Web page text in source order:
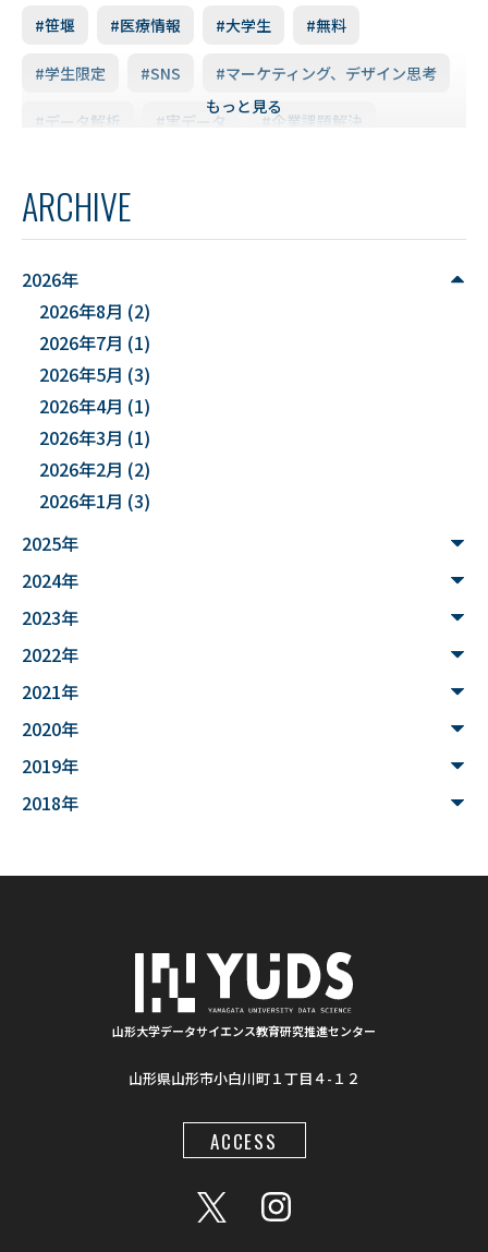
#笹堰 #医療情報 #大学生 #無料
#学生限定 #SNS #マーケティング、デザイン思考
#データ解析 #実データ #企業課題解決
#YUDS #庄内地方
#DXハイスクール
#能登半島地震被害調査
#文化財 #災害
#”オットセイ”のブロニー君
#３Dデータ
#まちの記憶を残し隊
#文理融合
#魚醤
#シカン
#学生支援 #清代寺院 #画像分析
#BorealForest #放射線 #福島第一原発事故
#半導体検出器 #物体検出 #ソーシャルメディア
#肺がん診断 #気管支内視鏡超音波画像
#AIモデル #Gemini
もっと見る
ARCHIVE
2026年
2026年8月 (2)
2026年7月 (1)
2026年5月 (3)
2026年4月 (1)
2026年3月 (1)
2026年2月 (2)
2026年1月 (3)
2025年
2024年
2023年
2022年
2021年
2020年
2019年
2018年
山形大学データサイエンス教育研究推進センター
山形県山形市小白川町１丁目４-１２
ACCESS